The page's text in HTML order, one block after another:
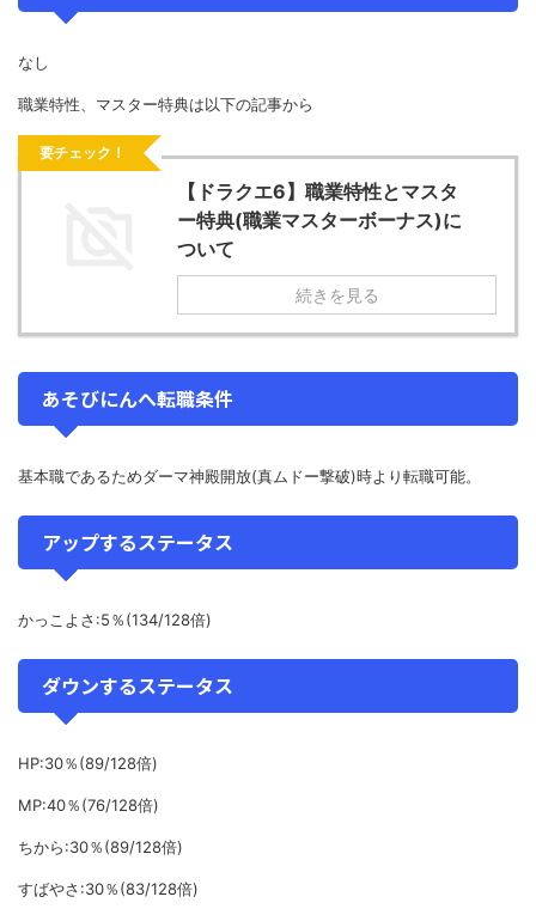
なし
職業特性、マスター特典は以下の記事から
要チェック！
【ドラクエ6】職業特性とマスタ
ー特典(職業マスターボーナス)に
ついて
続きを見る
あそびにんへ転職条件
基本職であるためダーマ神殿開放(真ムドー撃破)時より転職可能。
アップするステータス
かっこよさ:5％(134/128倍)
ダウンするステータス
HP:30％(89/128倍)
MP:40％(76/128倍)
ちから:30％(89/128倍)
すばやさ:30％(83/128倍)